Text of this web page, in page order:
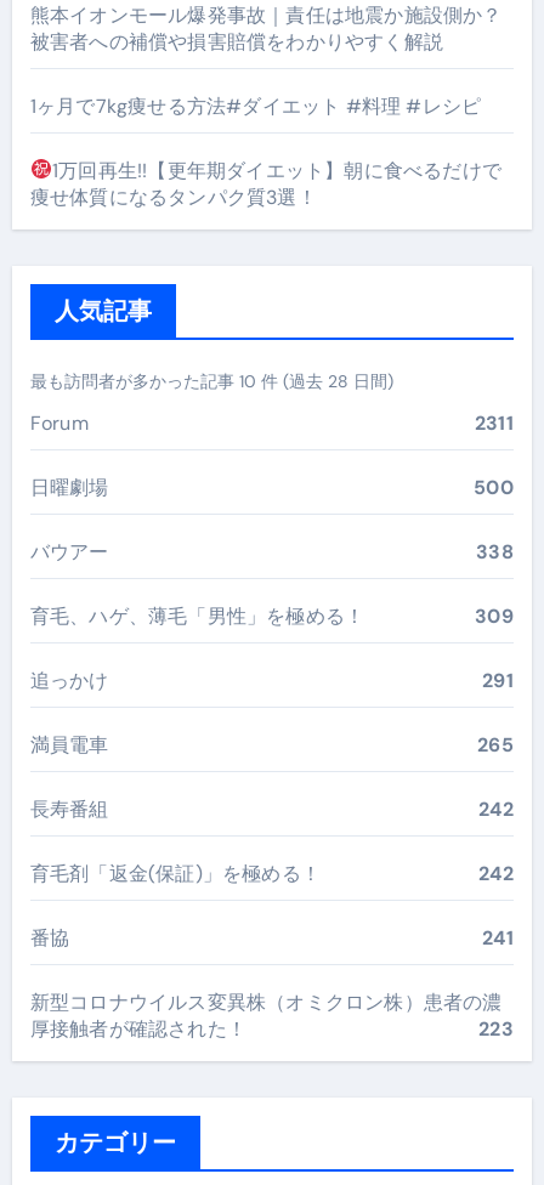
熊本イオンモール爆発事故｜責任は地震か施設側か？
被害者への補償や損害賠償をわかりやすく解説
1ヶ月で7kg痩せる方法#ダイエット #料理 #レシピ
1万回再生!!【更年期ダイエット】朝に食べるだけで
痩せ体質になるタンパク質3選！
人気記事
最も訪問者が多かった記事 10 件 (過去 28 日間)
Forum 2311
日曜劇場 500
バウアー 338
育毛、ハゲ、薄毛「男性」を極める！ 309
追っかけ 291
満員電車 265
長寿番組 242
育毛剤「返金(保証)」を極める！ 242
番協 241
新型コロナウイルス変異株（オミクロン株）患者の濃
厚接触者が確認された！
223
カテゴリー